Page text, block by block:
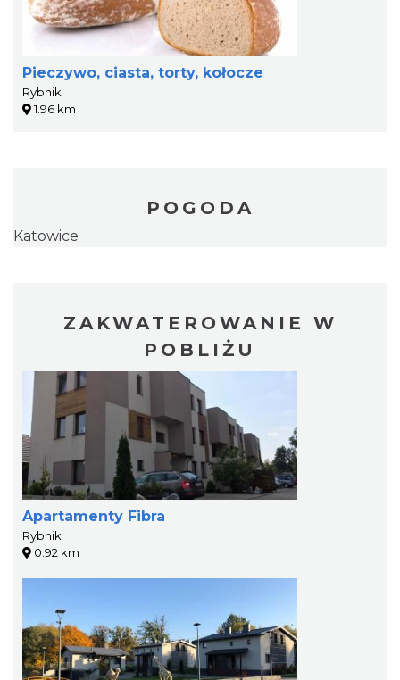
Pieczywo, ciasta, torty, kołocze
Rybnik
1.96 km
POGODA
Katowice
ZAKWATEROWANIE W
POBLIŻU
Apartamenty Fibra
Rybnik
0.92 km